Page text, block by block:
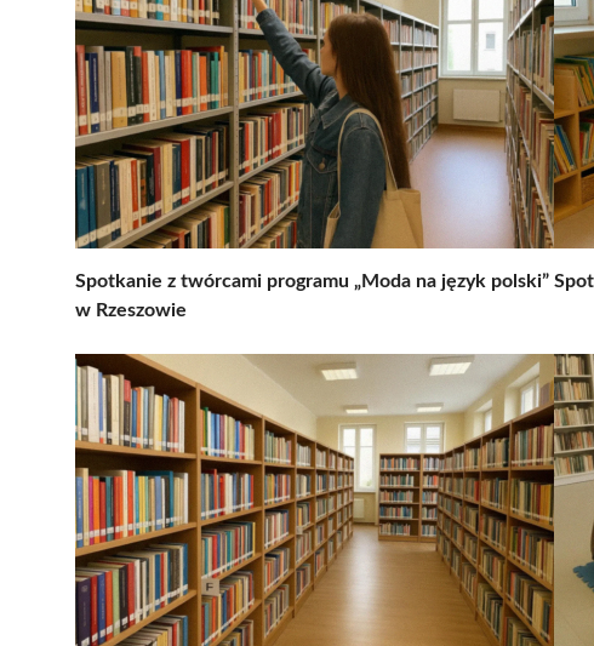
Spotkanie z twórcami programu „Moda na język polski”
w Rzeszowie